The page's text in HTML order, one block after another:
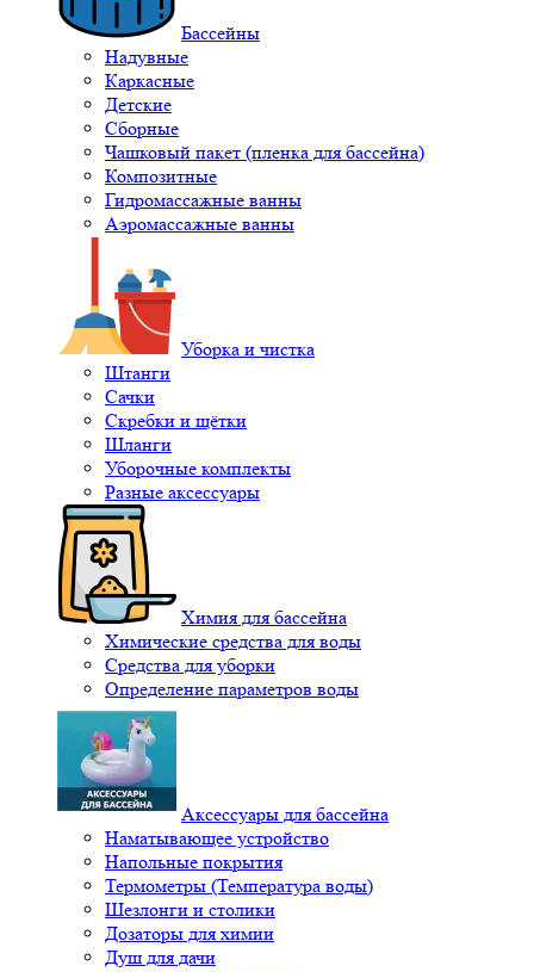
Бассейны
Надувные
Каркасные
Детские
Сборные
Чашковый пакет (пленка для бассейна)
Композитные
Гидромассажные ванны
Аэромассажные ванны
Уборка и чистка
Штанги
Сачки
Скребки и щётки
Шланги
Уборочные комплекты
Разные аксессуары
Химия для бассейна
Химические средства для воды
Средства для уборки
Определение параметров воды
Аксессуары для бассейна
Наматывающее устройство
Напольные покрытия
Термометры (Температура воды)
Шезлонги и столики
Дозаторы для химии
Душ для дачи